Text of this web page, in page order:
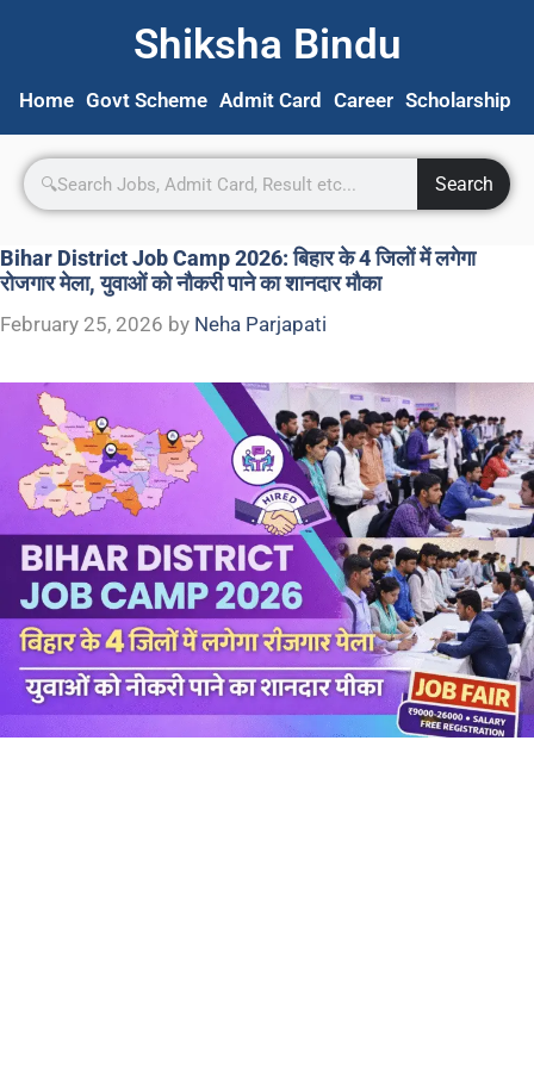
Shiksha Bindu
Home Govt Scheme Admit Card Career Scholarship
Search
Bihar District Job Camp 2026: बिहार के 4 जिलों में लगेगा
रोजगार मेला, युवाओं को नौकरी पाने का शानदार मौका
February 25, 2026 by Neha Parjapati